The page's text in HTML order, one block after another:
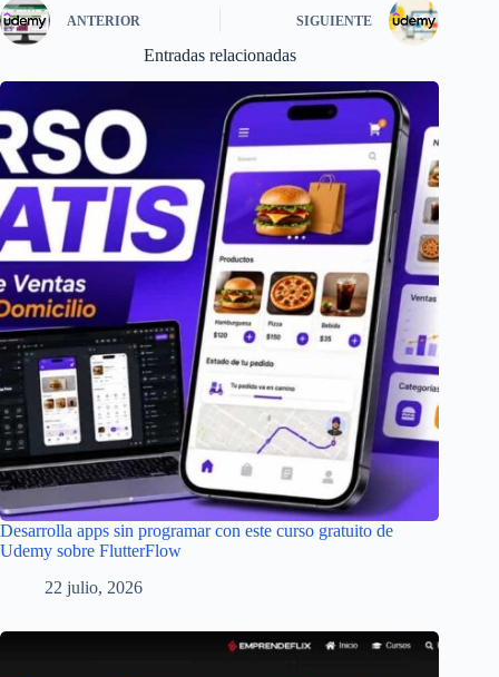
ANTERIOR SIGUIENTE
Entradas relacionadas
Desarrolla apps sin programar con este curso gratuito de
Udemy sobre FlutterFlow
22 julio, 2026